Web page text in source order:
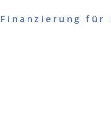
Finanzierung für